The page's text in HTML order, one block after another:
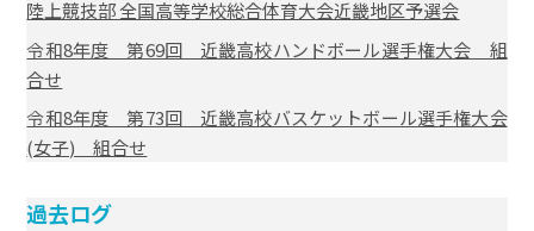
陸上競技部 全国高等学校総合体育大会近畿地区予選会
令和8年度 第69回 近畿高校ハンドボール選手権大会 組
合せ
令和8年度 第73回 近畿高校バスケットボール選手権大会
(女子) 組合せ
過去ログ